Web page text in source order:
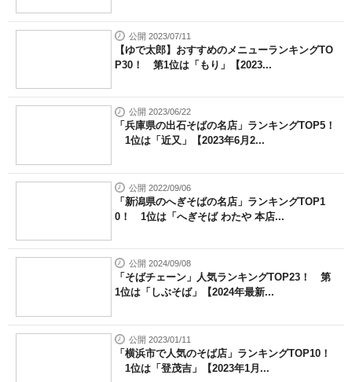
公開 2023/07/11
【ゆで太郎】おすすめのメニューランキングTO
P30！ 第1位は「もり」【2023...
公開 2023/06/22
「兵庫県の出石そばの名店」ランキングTOP5！
1位は「近又」【2023年6月2...
公開 2022/09/06
「新潟県のへぎそばの名店」ランキングTOP1
0！ 1位は「へぎそば わたや 本店...
公開 2024/09/08
「そばチェーン」人気ランキングTOP23！ 第
1位は「しぶそば」【2024年最新...
公開 2023/01/11
「横浜市で人気のそば店」ランキングTOP10！
1位は「登茂吉」【2023年1月...